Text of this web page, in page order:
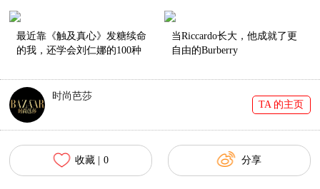
最近靠《触及真心》发糖续命
的我，还学会刘仁娜的100种
当Riccardo长大，他成就了更
自由的Burberry
时尚芭莎
TA 的主页
收藏 | 0 分享